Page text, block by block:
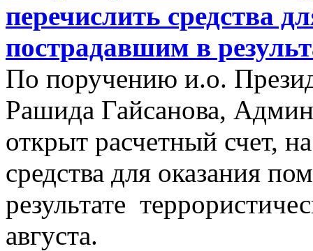
перечислить средства
пострадавшим в
По поручению и.о.
Рашида Гайсанова,
открыт расчетный счет,
средства для оказания
результате
августа.